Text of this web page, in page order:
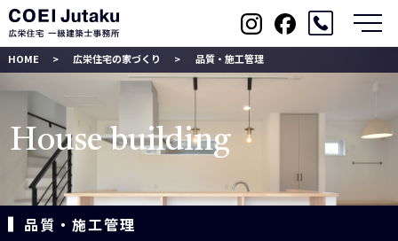
House building
HOME 広栄住宅の家づくり 品質・施工管理
品質・施工管理